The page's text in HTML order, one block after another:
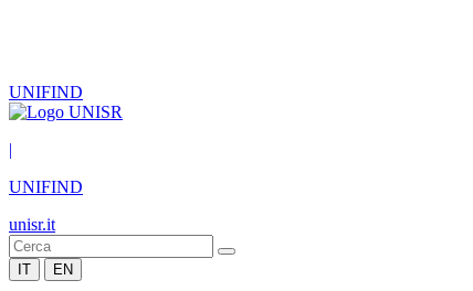
UNIFIND
|
UNIFIND
unisr.it
IT EN